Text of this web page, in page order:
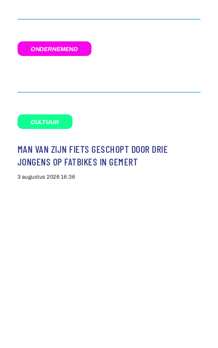
ONDERNEMEND
CULTUUR
MAN VAN ZIJN FIETS GESCHOPT DOOR DRIE
JONGENS OP FATBIKES IN GEMERT
3 augustus 2026 16:36